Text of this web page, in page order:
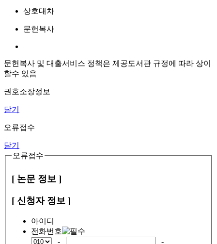
상호대차
문헌복사
문헌복사 및 대출서비스 정책은 제공도서관 규정에 따라 상이
할수 있음
권호소장정보
닫기
오류접수
닫기
오류접수
[ 논문 정보 ]
[ 신청자 정보 ]
아이디
전화번호
-
-